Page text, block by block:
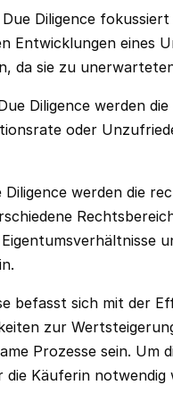
Due Diligence
Entwicklungen eines
da sie zu
Diligence werden
oder
Diligence werden die
befasst sich mit der
zur
Prozesse sein.
Käuferin notwendig